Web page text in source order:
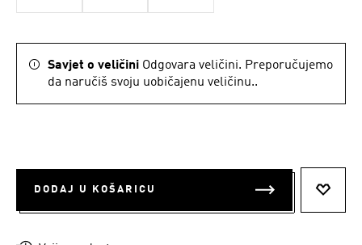
Savjet o veličini Odgovara veličini. Preporučujemo
da naručiš svoju uobičajenu veličinu..
DODAJ U KOŠARICU